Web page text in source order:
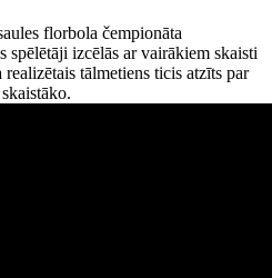
florbola čempionāta
spēlētāji izcēlās ar vairākiem skaisti
tālmetiens ticis atzīts par